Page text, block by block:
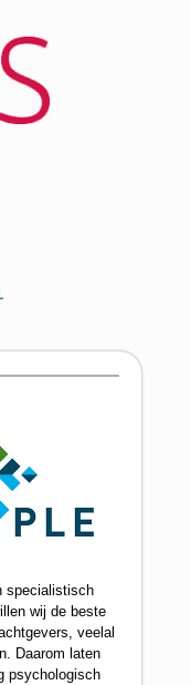
specialistisch
wij de beste
veelal
Daarom laten
psychologisch